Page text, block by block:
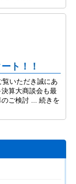
ト！！
いただき誠にあ
算大商談会も最
ご検討 ... 続きを